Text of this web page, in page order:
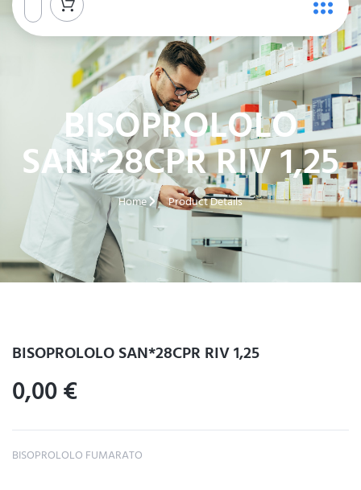
BISOPROLOLO
SAN*28CPR RIV 1,25
Home Product Details
BISOPROLOLO SAN*28CPR RIV 1,25
0,00€
BISOPROLOLO FUMARATO